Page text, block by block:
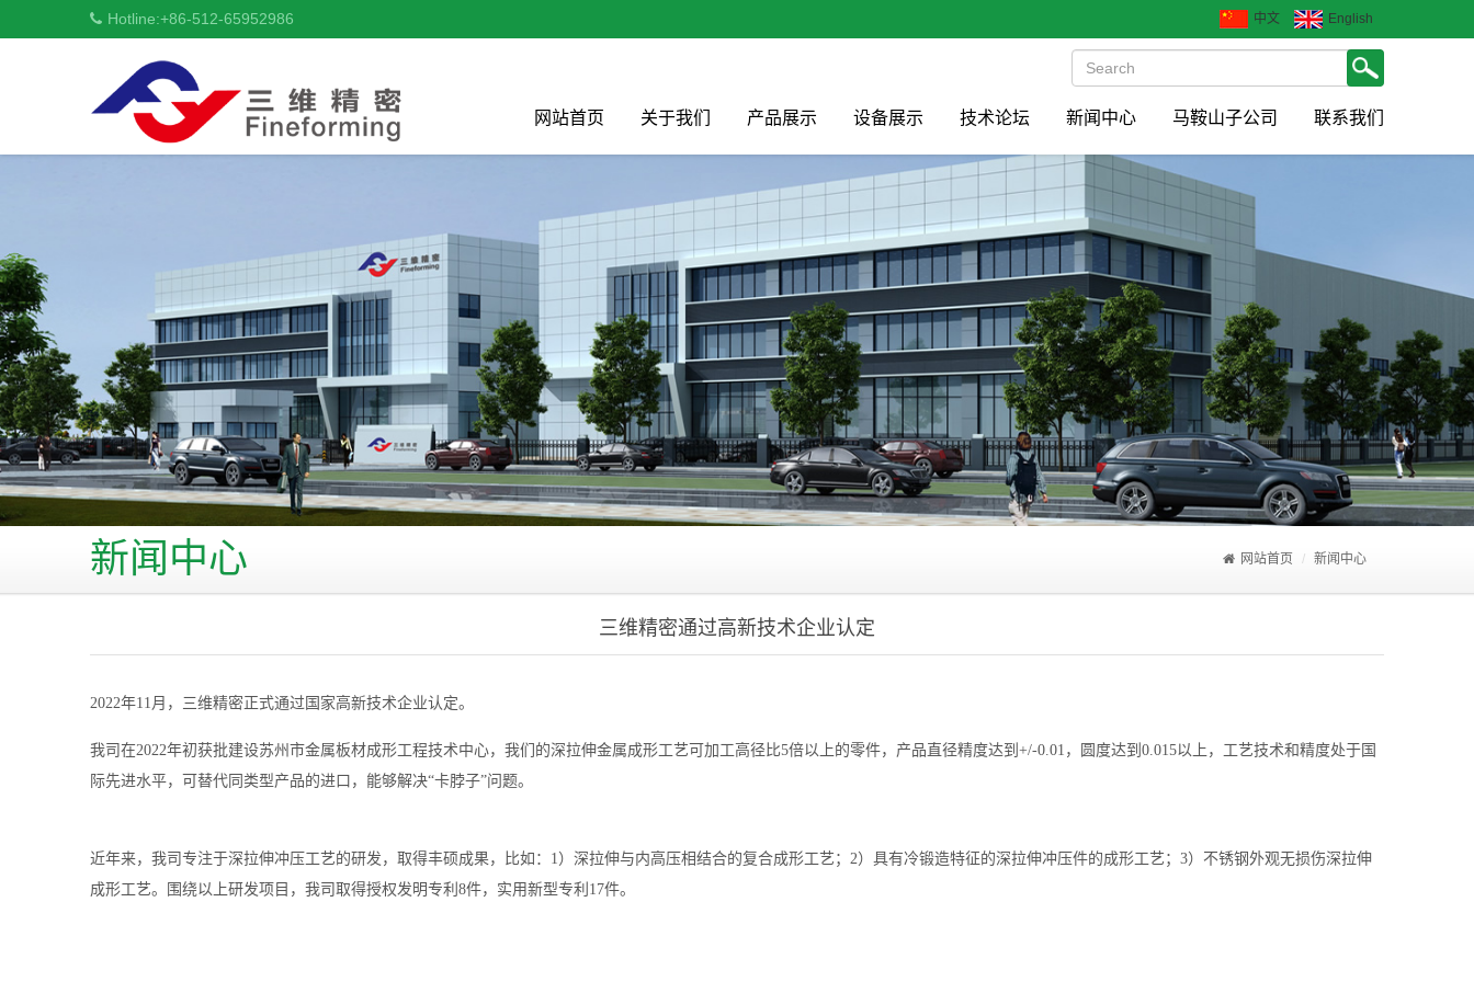
Hotline:+86-512-65952986 中文 English
网站首页 关于我们 产品展示 设备展示 技术论坛 新闻中心 马鞍山子公司 联系我们
网站首页 新闻中心
新闻中心
三维精密通过高新技术企业认定
2022年11月，三维精密正式通过国家高新技术企业认定。
我司在2022年初获批建设苏州市金属板材成形工程技术中心，我们的深拉伸金属成形工艺可加工高径比5倍以上的零件，产品直径精度达到+/-0.01，圆度达到0.015以上，工艺技术和精度处于国
际先进水平，可替代同类型产品的进口，能够解决“卡脖子”问题。
近年来，我司专注于深拉伸冲压工艺的研发，取得丰硕成果，比如：1）深拉伸与内高压相结合的复合成形工艺；2）具有冷锻造特征的深拉伸冲压件的成形工艺；3）不锈钢外观无损伤深拉伸
成形工艺。围绕以上研发项目，我司取得授权发明专利8件，实用新型专利17件。